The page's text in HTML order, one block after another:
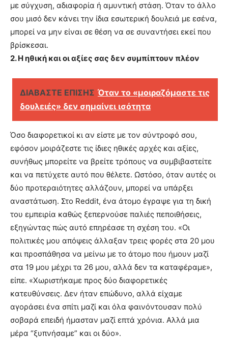
με σύγχυση, αδιαφορία ή αμυντική στάση. Όταν το άλλο
σου μισό δεν κάνει την ίδια εσωτερική δουλειά με εσένα,
μπορεί να μην είναι σε θέση να σε συναντήσει εκεί που
βρίσκεσαι.
2. Η ηθική και οι αξίες σας δεν συμπίπτουν πλέον
ΔΙΑΒΑΣΤΕ ΕΠΙΣΗΣ Όταν το «μοιραζόμαστε τις
δουλειές» δεν σημαίνει ισότητα
Όσο διαφορετικοί κι αν είστε με τον σύντροφό σου,
εφόσον μοιράζεστε τις ίδιες ηθικές αρχές και αξίες,
συνήθως μπορείτε να βρείτε τρόπους να συμβιβαστείτε
και να πετύχετε αυτό που θέλετε. Ωστόσο, όταν αυτές οι
δύο προτεραιότητες αλλάζουν, μπορεί να υπάρξει
αναστάτωση. Στο Reddit, ένα άτομο έγραψε για τη δική
του εμπειρία καθώς ξεπερνούσε παλιές πεποιθήσεις,
εξηγώντας πώς αυτό επηρέασε τη σχέση του. «Οι
πολιτικές μου απόψεις άλλαξαν τρεις φορές στα 20 μου
και προσπάθησα να μείνω με το άτομο που ήμουν μαζί
στα 19 μου μέχρι τα 26 μου, αλλά δεν τα καταφέραμε»,
είπε. «Χωριστήκαμε προς δύο διαφορετικές
κατευθύνσεις. Δεν ήταν επώδυνο, αλλά είχαμε
αγοράσει ένα σπίτι μαζί και όλα φαινόντουσαν πολύ
σοβαρά επειδή ήμασταν μαζί επτά χρόνια. Αλλά μια
μέρα “ξυπνήσαμε” και οι δύο».